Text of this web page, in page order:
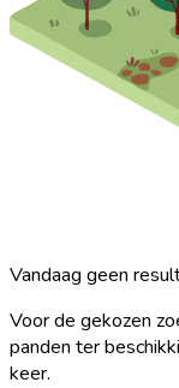
Vandaag geen
Voor de gekozen
panden ter
keer.